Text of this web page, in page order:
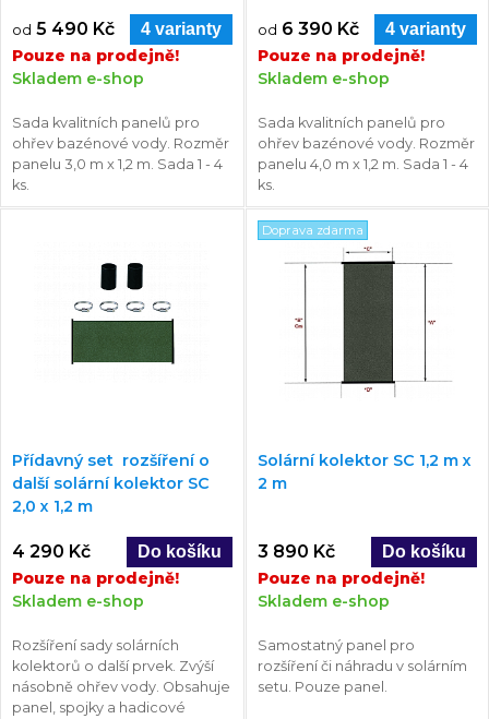
od 5 490 Kč 4 varianty
Pouze na prodejně!
Skladem e-shop
Sada kvalitních panelů pro
ohřev bazénové vody. Rozměr
panelu 3,0 m x 1,2 m. Sada 1 - 4
ks.
od 6 390 Kč 4 varianty
Pouze na prodejně!
Skladem e-shop
Sada kvalitních panelů pro
ohřev bazénové vody. Rozměr
panelu 4,0 m x 1,2 m. Sada 1 - 4
ks.
Přídavný set rozšíření o
další solární kolektor SC
2,0 x 1,2 m
4 290 Kč
Pouze na prodejně!
Skladem e-shop
Rozšíření sady solárních
kolektorů o další prvek. Zvýší
násobně ohřev vody. Obsahuje
panel, spojky a hadicové
Doprava zdarma
Solární kolektor SC 1,2 m x
2 m
3 890 Kč
Pouze na prodejně!
Skladem e-shop
Samostatný panel pro
rozšíření či náhradu v solárním
setu. Pouze panel.